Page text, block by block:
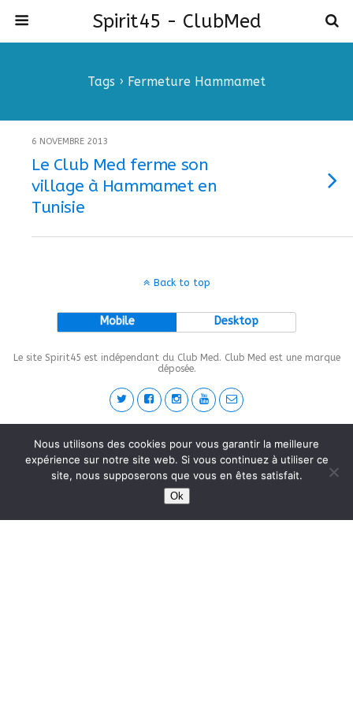
Spirit45 - ClubMed
Tags › Fermeture Hammamet
6 NOVEMBRE 2013
Le Club Med ferme son
village à Hammamet en
Tunisie
Back to top
Mobile Desktop
Le site Spirit45 est indépendant du Club Med. Club Med est une marque
déposée.
This site is protected by wp-copyrightpro.com
Nous utilisons des cookies pour vous garantir la meilleure
expérience sur notre site web. Si vous continuez à utiliser ce
site, nous supposerons que vous en êtes satisfait.
Ok